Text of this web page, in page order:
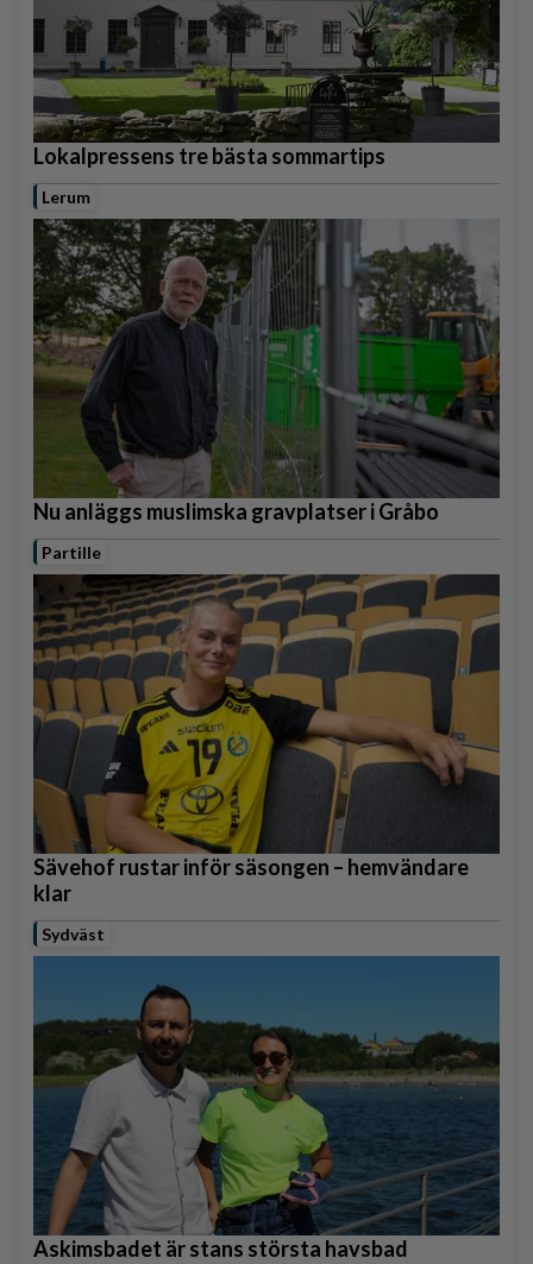
Lokalpressens tre bästa sommartips
Lerum
Nu anläggs muslimska gravplatser i Gråbo
Partille
Sävehof rustar inför säsongen – hemvändare
klar
Sydväst
Askimsbadet är stans största havsbad